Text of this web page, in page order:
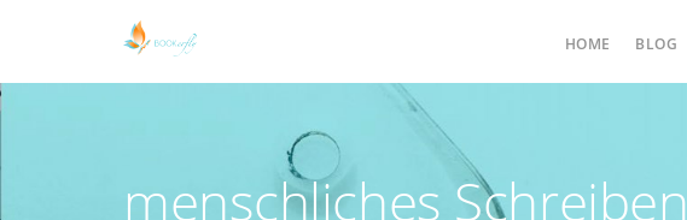
HOME BLOG
menschliches Schreiben